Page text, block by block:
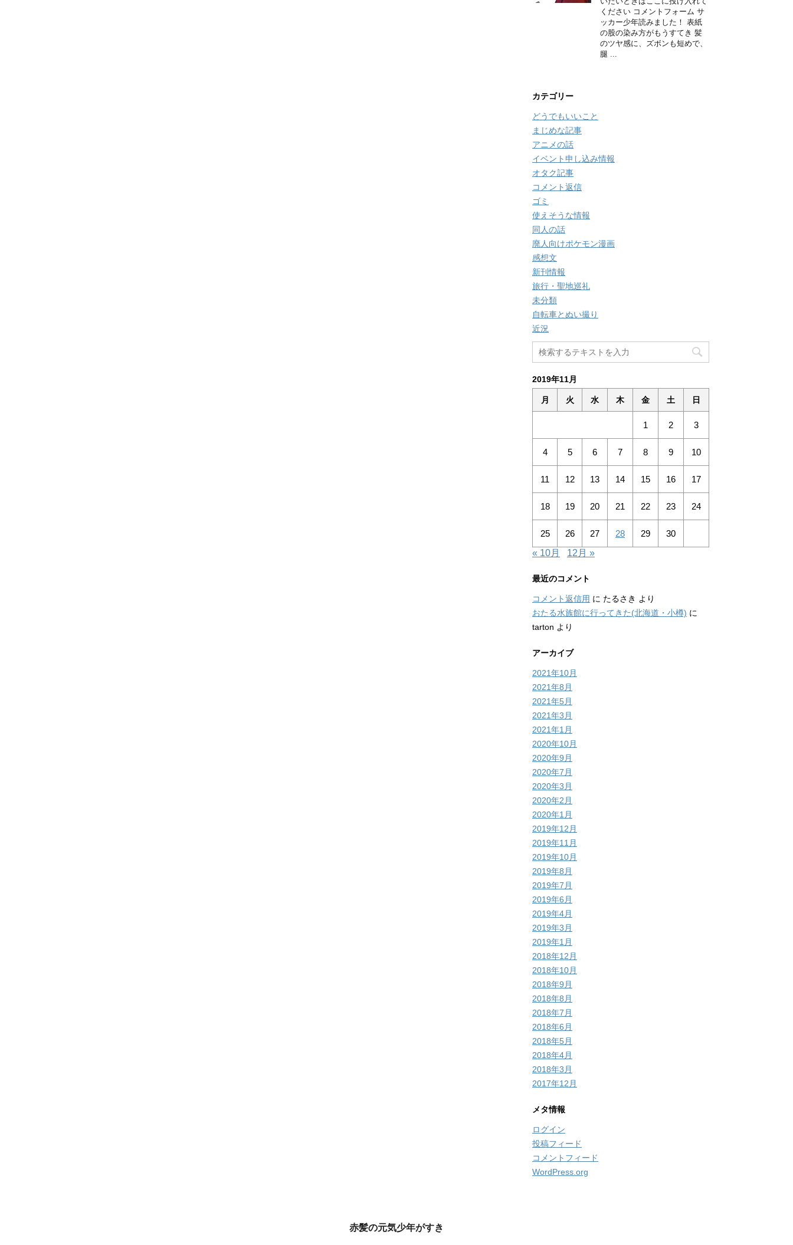
ください コメントフォーム サ
ッカー少年読みました！ 表紙
の股の染み方がもうすてき 髪
のツヤ感に、ズボンも短めで、
腿 ...
カテゴリー
どうでもいいこと
まじめな記事
アニメの話
イベント申し込み情報
オタク記事
コメント返信
ゴミ
使えそうな情報
同人の話
廃人向けポケモン漫画
感想文
新刊情報
旅行・聖地巡礼
未分類
自転車とぬい撮り
近況
2019年11月
月 火 水 木 金 土 日
1 2 3
4 5 6 7 8 9 10
11 12 13 14 15 16 17
18 19 20 21 22 23 24
25 26 27 28 29
30
« 10月
12月 »
最近のコメント
コメント返信用 に たるさき より
おたる水族館に行ってきた(北海道・小樽) に
tarton より
アーカイブ
2021年10月
2021年8月
2021年5月
2021年3月
2021年1月
2020年10月
2020年9月
2020年7月
2020年3月
2020年2月
2020年1月
2019年12月
2019年11月
2019年10月
2019年8月
2019年7月
2019年6月
2019年4月
2019年3月
2019年1月
2018年12月
2018年10月
2018年9月
2018年8月
2018年7月
2018年6月
2018年5月
2018年4月
2018年3月
2017年12月
メタ情報
ログイン
投稿フィード
コメントフィード
WordPress.org
赤髪の元気少年がすき